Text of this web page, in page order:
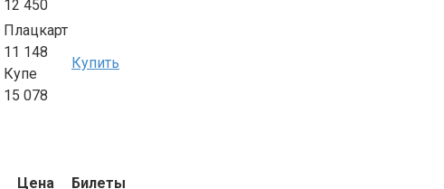
12 450
Плацкарт
11 148
Купе
15 078
Купить
Цена Билеты